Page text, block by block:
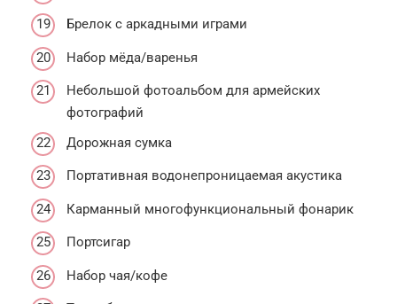
Брелок с аркадными играми
Набор мёда/варенья
Небольшой фотоальбом для армейских
фотографий
Дорожная сумка
Портативная водонепроницаемая акустика
Карманный многофункциональный фонарик
Портсигар
Набор чая/кофе